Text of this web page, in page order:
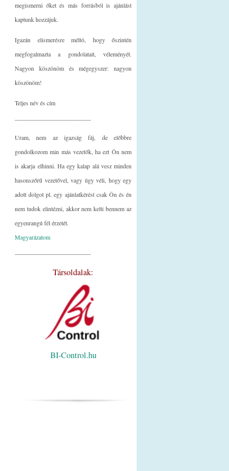
megismerni őket és más forrásból is ajánlást
kaptunk hozzájuk.
Igazán elismerésre méltó, hogy őszintén
megfogalmazta a gondolatait, véleményét.
Nagyon köszönöm és mégegyszer: nagyon
köszönöm!
Teljes név és cím
Uram, nem az igazság fáj, de előbbre
gondolkozom min más vezetők, ha ezt Ön nem
is akarja elhinni. Ha egy kalap alá vesz minden
hasonszőrű vezetővel, vagy úgy véli, hogy egy
adott dolgot pl. egy ajánlatkérést csak Ön és én
nem tudok elintézni, akkor nem kelti bennem az
egyenrangú fél érzetét.
Magyarázatom
Társoldalak:
BI-Control.hu